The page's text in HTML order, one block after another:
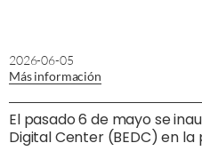
2026-06-05
Más información
El pasado 6 de mayo se
Digital Center (BEDC) en la